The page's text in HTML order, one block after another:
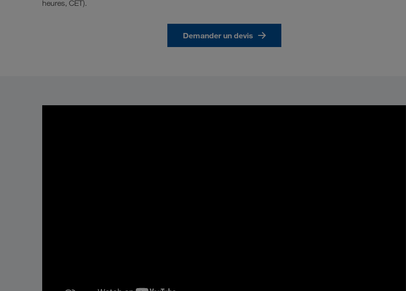
heures, CET).
Demander un devis